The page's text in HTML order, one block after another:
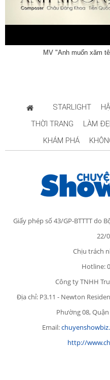
MV "Anh muốn xăm
STARLIGHT
THỜI TRANG
LÀM
KHÁM PHÁ
Giấy phép số 43/GP-BTTTT do
22/
Chịu trách
Hotline:
Công ty TNHH
Địa chỉ: P3.11 - Newton
Phường 08,
Email:
http://